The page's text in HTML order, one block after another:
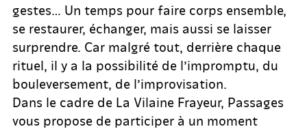
gestes… Un temps pour faire corps ensemble,
se restaurer, échanger, mais aussi se laisser
surprendre. Car malgré tout, derrière chaque
rituel, il y a la possibilité de l’impromptu, du
bouleversement, de l’improvisation.
Dans le cadre de La Vilaine Frayeur, Passages
vous propose de participer à un moment